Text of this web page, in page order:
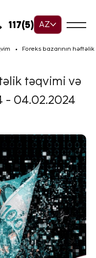
117(5) AZ
Foreks bazarının
təqvimi və
- 04.02.2024